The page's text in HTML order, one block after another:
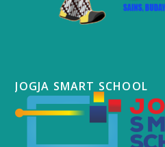
JOGJA SMART SCHOOL